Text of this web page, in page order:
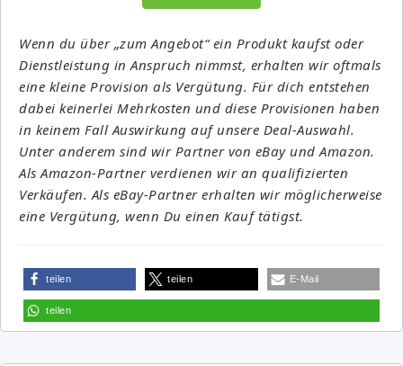
Wenn du über „zum Angebot“ ein Produkt kaufst oder
Dienstleistung in Anspruch nimmst, erhalten wir oftmals
eine kleine Provision als Vergütung. Für dich entstehen
dabei keinerlei Mehrkosten und diese Provisionen haben
in keinem Fall Auswirkung auf unsere Deal-Auswahl.
Unter anderem sind wir Partner von eBay und Amazon.
Als Amazon-Partner verdienen wir an qualifizierten
Verkäufen. Als eBay-Partner erhalten wir möglicherweise
eine Vergütung, wenn Du einen Kauf tätigst.
teilen teilen E-Mail
teilen